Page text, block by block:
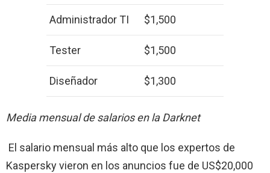
Administrador TI $1,500
Tester $1,500
Diseñador $1,300
Media mensual de salarios en la Darknet
El salario mensual más alto que los expertos de
Kaspersky vieron en los anuncios fue de US$20,000